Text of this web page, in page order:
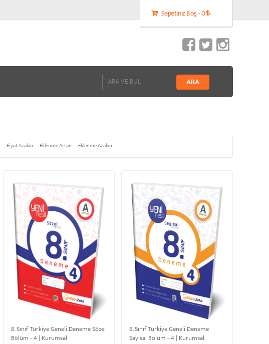
Sepetiniz Boş - 0
Fiyat Azalan Eklenme Artan Eklenme Azalan
8. Sınıf Türkiye Geneli Deneme Sözel
Bölüm - 4 | Kurumsal
8. Sınıf Türkiye Geneli Deneme
Sayısal Bölüm - 4 | Kurumsal